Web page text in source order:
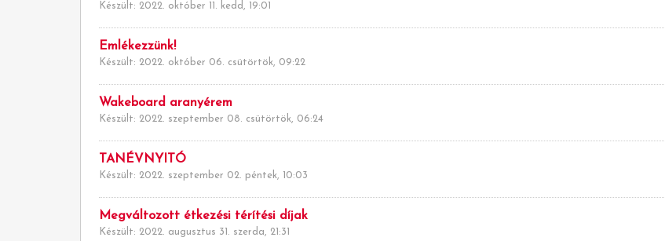
Készült: 2022. október 11. kedd, 19:01
Emlékezzünk!
Készült: 2022. október 06. csütörtök, 09:22
Wakeboard aranyérem
Készült: 2022. szeptember 08. csütörtök, 06:24
TANÉVNYITÓ
Készült: 2022. szeptember 02. péntek, 10:03
Megváltozott étkezési térítési díjak
Készült: 2022. augusztus 31. szerda, 21:31